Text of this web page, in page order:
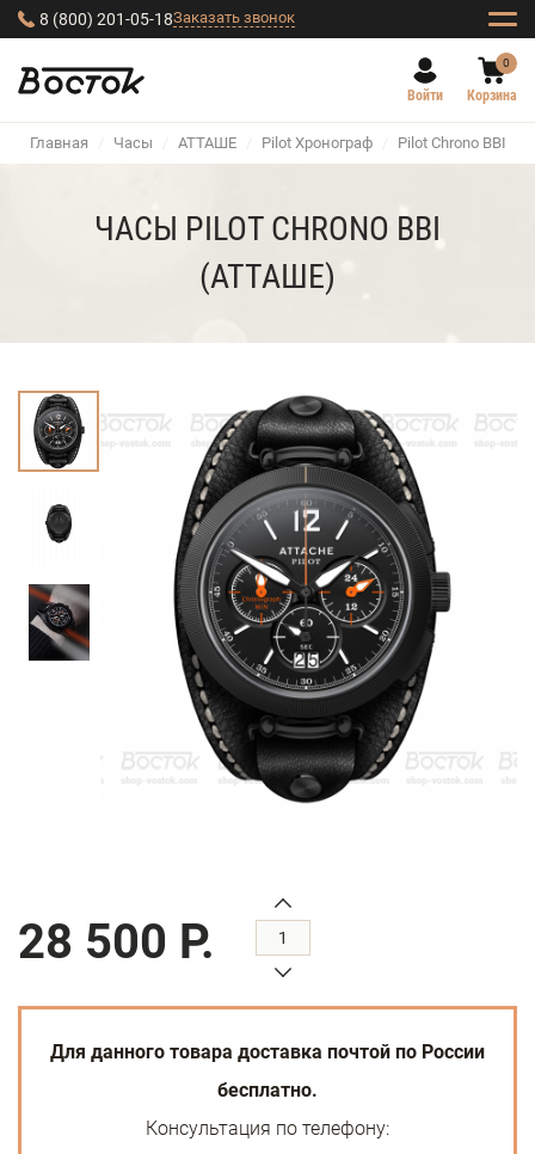
8 (800) 201-05-18Заказать звонок
Войти
0
Корзина
Главная / Часы / АТТАШЕ / Pilot Хронограф / Pilot Chrono BBI
ЧАСЫ PILOT CHRONO BBI
(АТТАШЕ)
28 500 Р.
Для данного товара доставка почтой по России
бесплатно.
Консультация по телефону: